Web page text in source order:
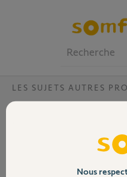
Volet
LES SUJETS AUTRES
Je voudrais installer un
Avec le visiophone je voudrais
portail ,les volets ,avec mon
Nous